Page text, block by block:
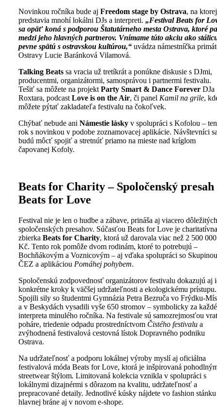
Novinkou ročníka bude aj Freedom stage by Ostrava, na
predstavia mnohí lokálni DJs a interpreti. „Festival Beats for
sa opäť koná s podporou Štatutárneho mesta Ostrava, ktoré
medzi jeho hlavných partnerov. Vnímame túto akciu ako
pevne spätú s ostravskou kultúrou,“ uvádza námestníčka
Ostravy Lucie Baránková Vilamová.
Talking Beats sa vracia už tretíkrát a ponúkne diskusie s DJmi,
producentmi, organizátormi, samosprávou i partnermi festivalu.
Tešiť sa môžete na projektParty Smart & Dance Forever DJa
Roxtara, podcastLove is on the Air, či panel Kamil na grile,
môžete pýtať zakladateľa festivalu na čokoľvek.
Chýbať nebude ani Námestie lásky v spolupráci s Kofolou –
rok s novinkou v podobe zoznamovacej aplikácie. Návštevníci
budú môcť spojiť a stretnúť priamo na mieste nad kríglom
čapovanej Kofoly.
Beats for Charity – Spoločenský presah
Beats for Love
Festival nie je len o hudbe a zábave, prináša aj viacero dôležitých
spoločenských presahov. Súčasťou Beats for Love je charitatívna
zbierka Beats for Charity, ktorá už darovala viac než 2 500 000
Kč. Tento rok pomôže dvom rodinám, ktoré to potrebujú –
Bochňákovým a Voznicovým – aj vďaka spolupráci so Skupinou
ČEZ a aplikáciou Pomáhej pohybem.
Spoločenskú zodpovednosť organizátorov festivalu dokazujú aj
konkrétne kroky k väčšej udržateľnosti a ekologickému prístupu.
Spojili sily so študentmi Gymnázia Petra Bezruča vo Frýdku-
a v Beskydách vysadili vyše 650 stromov – symbolicky za
interpreta minulého ročníka. Na festivale sú samozrejmosťou
poháre, triedenie odpadu prostredníctvom Čistého festivalu a
zvýhodnená festivalová cestovná lístok Dopravného podniku
Ostrava.
Na udržateľnosť a podporu lokálnej výroby myslí aj oficiálna
festivalová móda Beats for Love, ktorá je inšpirovaná
streetwear štýlom. Limitovaná kolekcia vznikla v spolupráci s
lokálnymi dizajnérmi s dôrazom na kvalitu, udržateľnosť a
prepracované detaily. Jednotlivé kúsky nájdete vo fashion
hlavnej bráne aj v novom e-shope.